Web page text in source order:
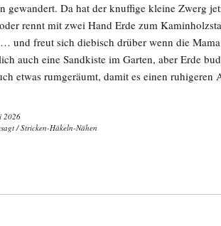
gewandert. Da hat der knuffige kleine Zwerg
rennt mit zwei Hand Erde zum
und freut sich diebisch drüber wenn die
auch eine Sandkiste im Garten, aber Erde
etwas rumgeräumt, damit es einen
2026
/Stricken-Häkeln-Nähen